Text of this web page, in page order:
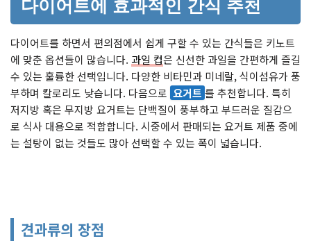
다이어트에 효과적인 간식 추천
다이어트를 하면서 편의점에서 쉽게 구할 수 있는 간식들은 키노트
에 맞춘 옵션들이 많습니다. 과일 컵은 신선한 과일을 간편하게 즐길
수 있는 훌륭한 선택입니다. 다양한 비타민과 미네랄, 식이섬유가 풍
부하며 칼로리도 낮습니다. 다음으로 요거트 를 추천합니다. 특히
저지방 혹은 무지방 요거트는 단백질이 풍부하고 부드러운 질감으
로 식사 대용으로 적합합니다. 시중에서 판매되는 요거트 제품 중에
는 설탕이 없는 것들도 많아 선택할 수 있는 폭이 넓습니다.
견과류의 장점